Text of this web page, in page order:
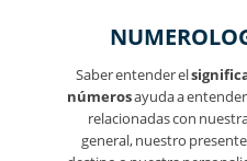
Saber entender el
númerosayuda a
relacionadas con
general, nuestro